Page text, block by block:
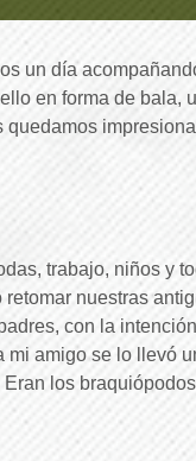
día
en forma de
trabajo, niños y
nuestras
con la
amigo se lo llevó
los